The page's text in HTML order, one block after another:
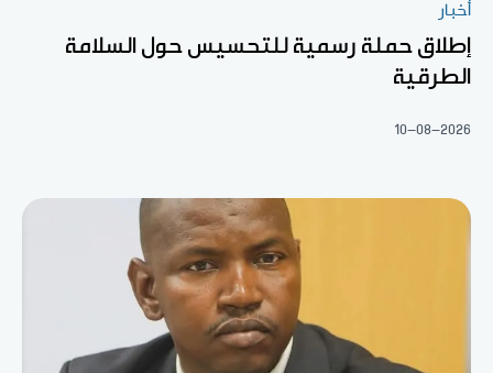
أخبار
إطلاق حملة رسمية للتحسيس حول السلامة
الطرقية
10-08-2026